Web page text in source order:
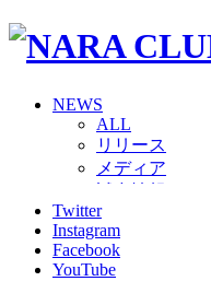
NEWS
ALL
リリース
メディア
グッズ
ファンコミュ
普及・育成
ホームタウン
Twitter
Instagram
Facebook
YouTube